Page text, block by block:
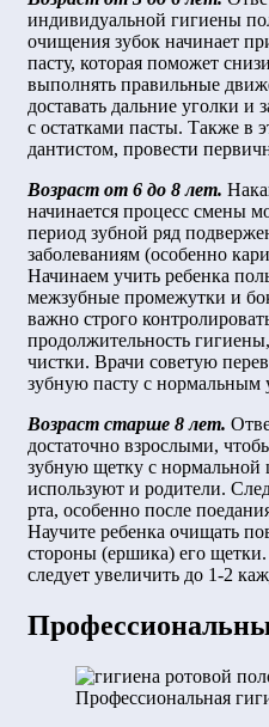
индивидуальной гигиены
очищения зубок начинает
пасту, которая поможет
выполнять правильные
доставать дальние уголки и
с остатками пасты. Также в
дантистом, провести
Возраст от 6 до 8 лет.
начинается процесс смены
период зубной ряд
заболеваниям (особенно
Начинаем учить ребенка
межзубные промежутки и
важно строго
продолжительность
чистки. Врачи советую
зубную пасту с нормальным
Возраст старше 8 лет.
достаточно взрослыми,
зубную щетку с нормальной
используют и родители.
рта, особенно после
Научите ребенка очищать
стороны (ершика) его
следует увеличить до 1-2
Профессиональная